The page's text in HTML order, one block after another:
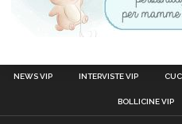
NEWS VIP INTERVISTE VIP
BOLLICINE VIP